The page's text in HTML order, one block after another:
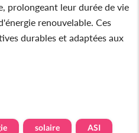
prolongeant leur durée de vie
renouvelable. Ces
durables et adaptées aux
solaire ASI